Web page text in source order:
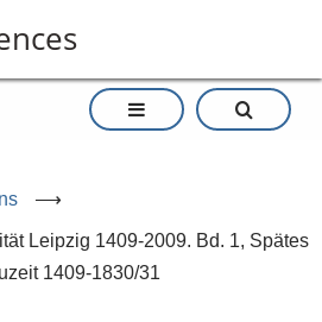
⟶
Leipzig 1409-2009. Bd. 1, Spätes
1409-1830/31